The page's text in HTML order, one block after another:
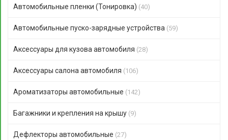
Автомобильные пленки (Тонировка) (40)
Автомобильные пуско-зарядные устройства (59)
Аксессуары для кузова автомобиля (28)
Аксессуары салона автомобиля (106)
Ароматизаторы автомобильные (142)
Багажники и крепления на крышу (9)
Дефлекторы автомобильные (27)